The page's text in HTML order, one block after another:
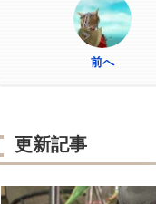
前へ
更新記事